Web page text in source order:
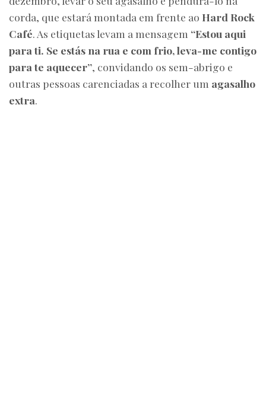
corda, que estará montada em frente ao Hard Rock
Café. As etiquetas levam a mensagem “Estou aqui
para ti. Se estás na rua e com frio, leva-me contigo
para te aquecer”, convidando os sem-abrigo e
outras pessoas carenciadas a recolher um agasalho
extra.